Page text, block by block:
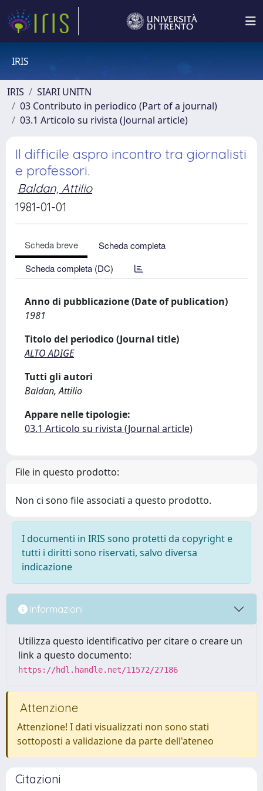
IRIS
IRIS
SIARI UNITN
03 Contributo in periodico (Part of a journal)
03.1 Articolo su rivista (Journal article)
Il difficile aspro incontro tra giornalisti
e professori.
Baldan, Attilio
1981-01-01
Scheda breve
Scheda completa
Scheda completa (DC)
Anno di pubblicazione (Date of publication)
1981
Titolo del periodico (Journal title)
ALTO ADIGE
Tutti gli autori
Baldan, Attilio
Appare nelle tipologie:
03.1 Articolo su rivista (Journal article)
File in questo prodotto:
Non ci sono file associati a questo prodotto.
I documenti in IRIS sono protetti da copyright e
tutti i diritti sono riservati, salvo diversa
indicazione
Informazioni
Utilizza questo identificativo per citare o creare un
link a questo documento:
https://hdl.handle.net/11572/27186
Attenzione
Attenzione! I dati visualizzati non sono stati
sottoposti a validazione da parte dell'ateneo
Citazioni